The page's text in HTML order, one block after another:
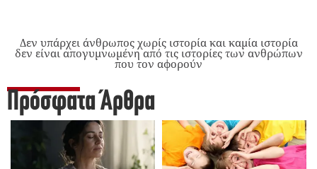
Δεν υπάρχει άνθρωπος χωρίς ιστορία και καμία ιστορία
δεν είναι απογυμνωμένη από τις ιστορίες των ανθρώπων
που τον αφορούν
Πρόσφατα Άρθρα